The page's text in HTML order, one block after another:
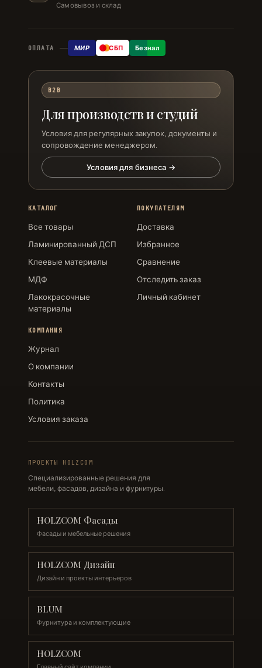
Самовывоз и склад
ОПЛАТА МИР СБП Безнал
B2B
Для производств и студий
Условия для регулярных закупок, документы и
сопровождение менеджером.
Условия для бизнеса →
КАТАЛОГ
Все товары
Ламинированный ДСП
Клеевые материалы
МДФ
Лакокрасочные
материалы
ПОКУПАТЕЛЯМ
Доставка
Избранное
Сравнение
Отследить заказ
Личный кабинет
КОМПАНИЯ
Журнал
О компании
Контакты
Политика
Условия заказа
ПРОЕКТЫ HOLZCOM
Специализированные решения для
мебели, фасадов, дизайна и фурнитуры.
HOLZCOM Фасады
Фасады и мебельные решения
HOLZCOM Дизайн
Дизайн и проекты интерьеров
BLUM
Фурнитура и комплектующие
HOLZCOM